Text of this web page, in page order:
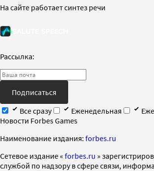
На сайте работает синтез речи
Рассылка:
Подписаться
Все сразу
Еженедельная
Новости Forbes Games
Наименование издания: forbes.ru
Cетевое издание « forbes.ru »
службой по надзору в сфере связи,